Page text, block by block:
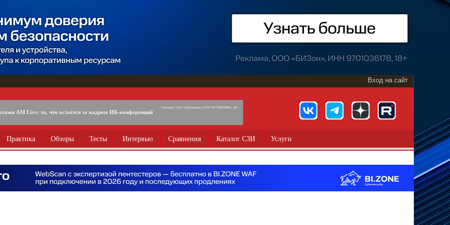
Вход на сайт
AM Live: то, что остаётся за кадром ИБ-конференций
Реклама. ООО «АМ Медиа» ОГРН 1077746725891, 18+
Практика Обзоры Тесты Интервью Сравнения Каталог СЗИ Услуги